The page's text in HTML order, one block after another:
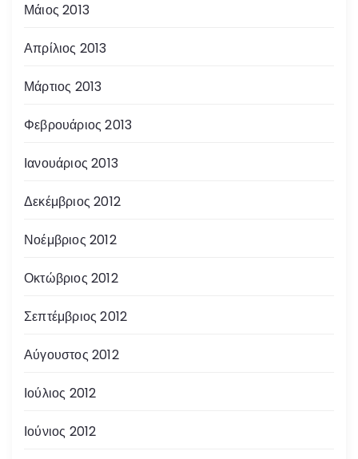
Μάιος 2013
Απρίλιος 2013
Μάρτιος 2013
Φεβρουάριος 2013
Ιανουάριος 2013
Δεκέμβριος 2012
Νοέμβριος 2012
Οκτώβριος 2012
Σεπτέμβριος 2012
Αύγουστος 2012
Ιούλιος 2012
Ιούνιος 2012